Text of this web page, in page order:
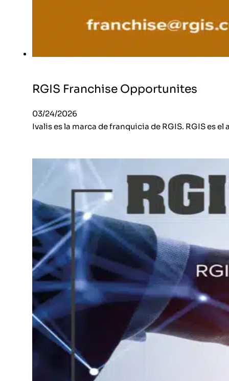
RGIS Franchise Opportunites
03/24/2026
Ivalis es la marca de franquicia de RGIS. RGIS es